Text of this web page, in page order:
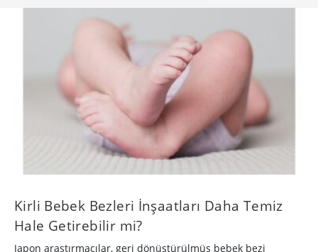
Kirli Bebek Bezleri İnşaatları Daha Temiz
Hale Getirebilir mi?
Japon araştırmacılar, geri dönüştürülmüş bebek bezi